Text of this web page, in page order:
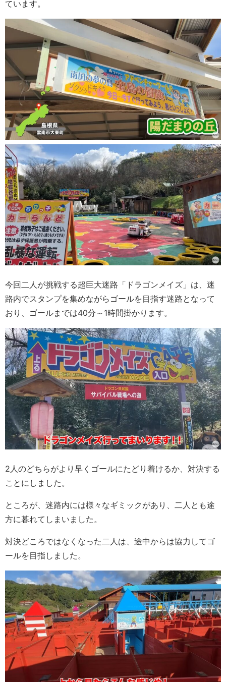
ています。
今回二人が挑戦する超巨大迷路「ドラゴンメイズ」は、迷
路内でスタンプを集めながらゴールを目指す迷路となって
おり、ゴールまでは40分～1時間掛かります。
2人のどちらがより早くゴールにたどり着けるか、対決する
ことにしました。
ところが、迷路内には様々なギミックがあり、二人とも途
方に暮れてしまいました。
対決どころではなくなった二人は、途中からは協力してゴ
ールを目指しました。